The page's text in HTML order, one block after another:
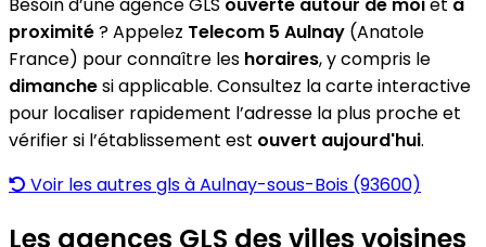
Besoin d’une agence GLS ouverte autour de moiet à
proximité? Appelez Telecom 5 Aulnay (Anatole
France) pour connaître les horaires, y compris le
dimanchesi applicable. Consultez la carte interactive
pour localiser rapidement l’adresse la plus proche et
vérifier si l’établissement est ouvert aujourd'hui.
Voir les autres gls à Aulnay-sous-Bois (93600)
Les agences GLS des villes voisines